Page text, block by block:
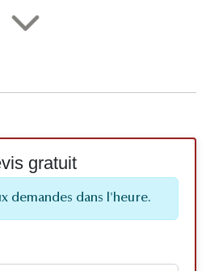
gratuit
demandes dans l'heure.